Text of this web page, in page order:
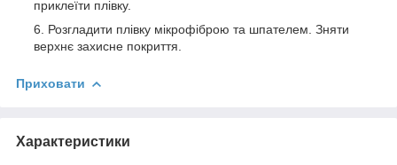
приклеїти плівку.
Розгладити плівку мікрофіброю та шпателем. Зняти
верхнє захисне покриття.
Приховати
Характеристики